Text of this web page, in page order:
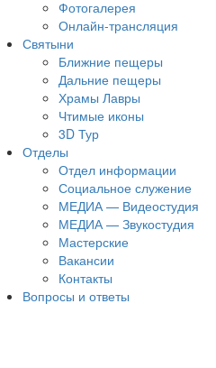
Фотогалерея
Онлайн-трансляция
Святыни
Ближние пещеры
Дальние пещеры
Храмы Лавры
Чтимые иконы
3D Тур
Отделы
Отдел информации
Социальное служение
МЕДИА — Видеостудия
МЕДИА — Звукостудия
Мастерские
Вакансии
Контакты
Вопросы и ответы